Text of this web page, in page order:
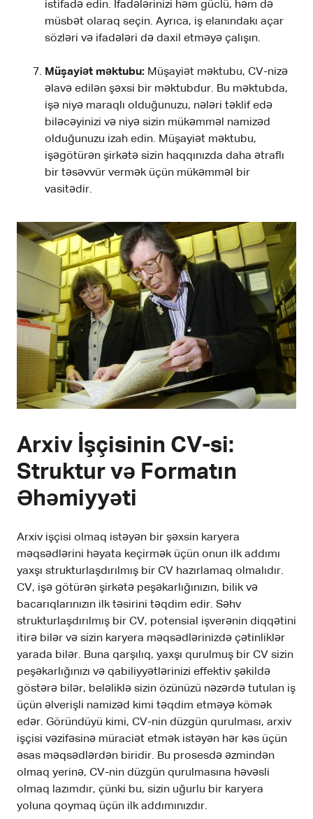
istifadə edin. İfadələrinizi həm güclü, həm də
müsbət olaraq seçin. Ayrıca, iş elanındakı açar
sözləri və ifadələri də daxil etməyə çalışın.
Müşayiət məktubu: Müşayiət məktubu, CV-nizə
əlavə edilən şəxsi bir məktubdur. Bu məktubda,
işə niyə maraqlı olduğunuzu, nələri təklif edə
biləcəyinizi və niyə sizin mükəmməl namizəd
olduğunuzu izah edin. Müşayiət məktubu,
işəgötürən şirkətə sizin haqqınızda daha ətraflı
bir təsəvvür vermək üçün mükəmməl bir
vasitədir.
Arxiv İşçisinin CV-si:
Struktur və Formatın
Əhəmiyyəti
Arxiv işçisi olmaq istəyən bir şəxsin karyera
məqsədlərini həyata keçirmək üçün onun ilk addımı
yaxşı strukturlaşdırılmış bir CV hazırlamaq olmalıdır.
CV, işə götürən şirkətə peşəkarlığınızın, bilik və
bacarıqlarınızın ilk təsirini təqdim edir. Səhv
strukturlaşdırılmış bir CV, potensial işverənin diqqətini
itirə bilər və sizin karyera məqsədlərinizdə çətinliklər
yarada bilər. Buna qarşılıq, yaxşı qurulmuş bir CV sizin
peşəkarlığınızı və qabiliyyətlərinizi effektiv şəkildə
göstərə bilər, beləliklə sizin özünüzü nəzərdə tutulan iş
üçün əlverişli namizəd kimi təqdim etməyə kömək
edər. Göründüyü kimi, CV-nin düzgün qurulması, arxiv
işçisi vəzifəsinə müraciət etmək istəyən hər kəs üçün
əsas məqsədlərdən biridir. Bu prosesdə əzmindən
olmaq yerinə, CV-nin düzgün qurulmasına həvəsli
olmaq lazımdır, çünki bu, sizin uğurlu bir karyera
yoluna qoymaq üçün ilk addımınızdır.